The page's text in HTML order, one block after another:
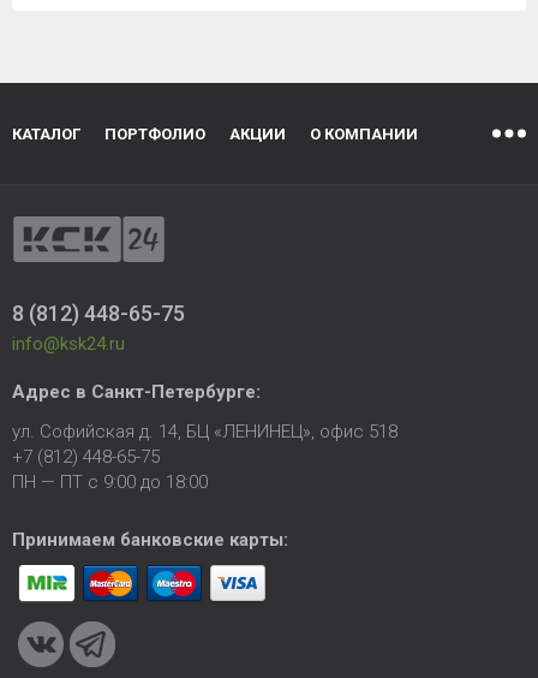
КАТАЛОГ ПОРТФОЛИО АКЦИИ О КОМПАНИИ
8 (812) 448-65-75
info@ksk24.ru
Адрес в Санкт-Петербурге:
ул. Софийская д. 14, БЦ «ЛЕНИНЕЦ», офис 518
+7 (812) 448-65-75
ПН — ПТ с 9:00 до 18:00
Принимаем банковские карты: